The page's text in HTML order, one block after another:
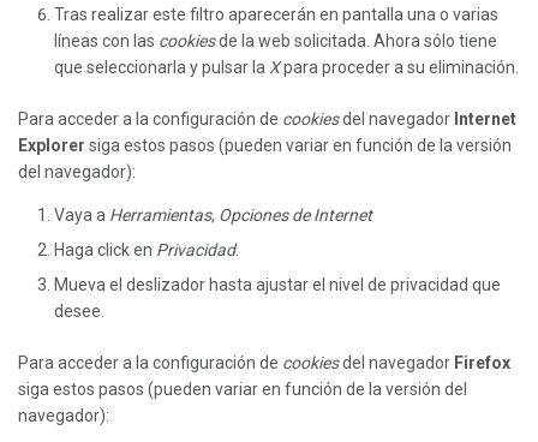
Tras realizar este filtro aparecerán en pantalla una o varias
líneas con las cookiesde la web solicitada. Ahora sólo tiene
que seleccionarla y pulsar la Xpara proceder a su eliminación.
Para acceder a la configuración de cookiesdel navegador Internet
Explorer siga estos pasos (pueden variar en función de la versión
del navegador):
Vaya a Herramientas, Opciones de Internet
Haga click en Privacidad.
Mueva el deslizador hasta ajustar el nivel de privacidad que
desee.
Para acceder a la configuración de cookiesdel navegador Firefox
siga estos pasos (pueden variar en función de la versión del
navegador):